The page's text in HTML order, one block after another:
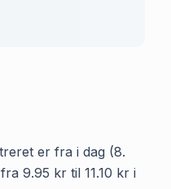
er fra i dag (8.
9.95 kr til 11.10 kr i